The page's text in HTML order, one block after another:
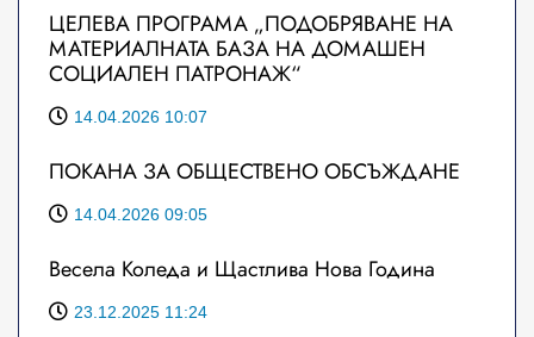
ЦЕЛЕВА ПРОГРАМА „ПОДОБРЯВАНЕ НА
МАТЕРИАЛНАТА БАЗА НА ДОМАШЕН
СОЦИАЛЕН ПАТРОНАЖ“
14.04.2026 10:07
ПОКАНА ЗА ОБЩЕСТВЕНО ОБСЪЖДАНЕ
14.04.2026 09:05
Весела Коледа и Щастлива Нова Година
23.12.2025 11:24